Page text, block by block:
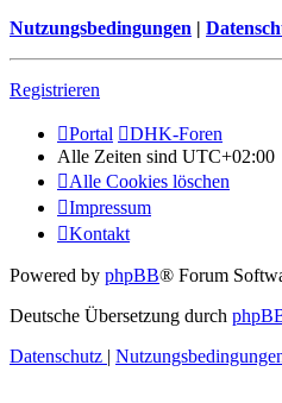
Nutzungsbedingungen |
Registrieren
Portal
DHK-Foren
Alle Zeiten sind UTC+02:00
Alle Cookies löschen
Impressum
Kontakt
Powered by phpBB® Forum
Deutsche Übersetzung durch
Datenschutz |